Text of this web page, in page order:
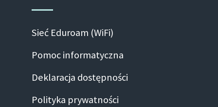
Sieć Eduroam (WiFi)
Pomoc informatyczna
Deklaracja dostępności
Polityka prywatności